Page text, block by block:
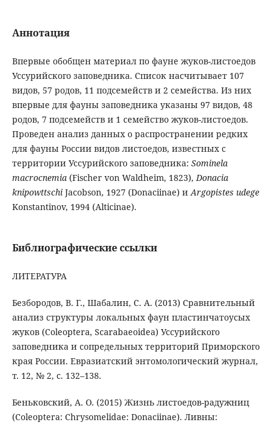
Аннотация
Впервые обобщен материал по фауне жуков-листоедов
Уссурийского заповедника. Список насчитывает 107
видов, 57 родов, 11 подсемейств и 2 семейства. Из них
впервые для фауны заповедника указаны 97 видов, 48
родов, 7 подсемейств и 1 семейство жуков-листоедов.
Проведен анализ данных о распространении редких
для фауны России видов листоедов, известных с
территории Уссурийского заповедника: Sominela
macrocnemia (Fischer von Waldheim, 1823),Donacia
knipowttschi Jacobson, 1927 (Donaciinae) иArgopistes udege
Konstantinov, 1994 (Alticinae).
Библиографические ссылки
ЛИТЕРАТУРА
Безбородов, В. Г., Шабалин, С. А. (2013) Сравнительный
анализ структуры локальных фаун пластинчатоусых
жуков (Coleoptera, Scarabaeoidea) Уссурийского
заповедника и сопредельных территорий Приморского
края России. Евразиатский энтомологический журнал,
т. 12, № 2, с. 132–138.
Беньковский, А. О. (2015) Жизнь листоедов-радужниц
(Сoleoptera: Chrysomelidae: Donaciinae). Ливны: